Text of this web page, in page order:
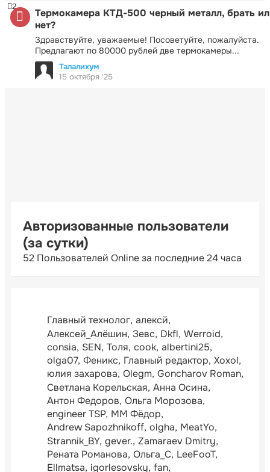
Термокамера КТД-500 черный металл, брать
нет?
Здравствуйте, уважаемые! Посоветуйте, пожалуйста.
Предлагают по 80000 рублей две термокамеры...
2
Талалихум
15 октября '25
Авторизованные пользователи
(за сутки)
52 Пользователей Online за последние 24 часа
Главный технолог алексй
Алексей_Алёшин Зевс Dkfl Werroid
consia SEN Толя cook albertini25
olga07 Феникс Главный редактор Xoxol
юлия захарова Olegm Goncharov Roman
Светлана Корельская Анна Осина
Антон Федоров Ольга Морозова
engineer TSP ММ Фёдор
Andrew Sapozhnikoff olgha MeatYo
Strannik_BY gever. Zamaraev Dmitry
Рената Романова Ольга_С LeeFooT
Ellmatsa igorlesovsky fan